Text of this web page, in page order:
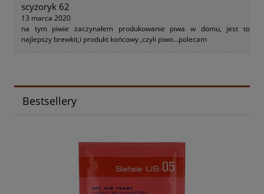
scyzoryk 62
13 marca 2020
na tym piwie zaczynałem produkowanie piwa w domu, jest to
najlepszy brewkit,i produkt końcowy ,czyli piwo...polecam
Bestsellery